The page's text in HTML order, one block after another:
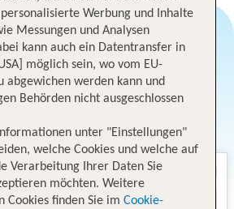
Werbung und Inhalte
Messungen und Analysen
kann auch ein Datentransfer in
möglich sein, wo vom EU-
abgewichen werden kann und
Behörden nicht ausgeschlossen
unter "Einstellungen"
welche Cookies und welche auf
Verarbeitung Ihrer Daten Sie
möchten. Weitere
Cookies finden Sie im Cookie-